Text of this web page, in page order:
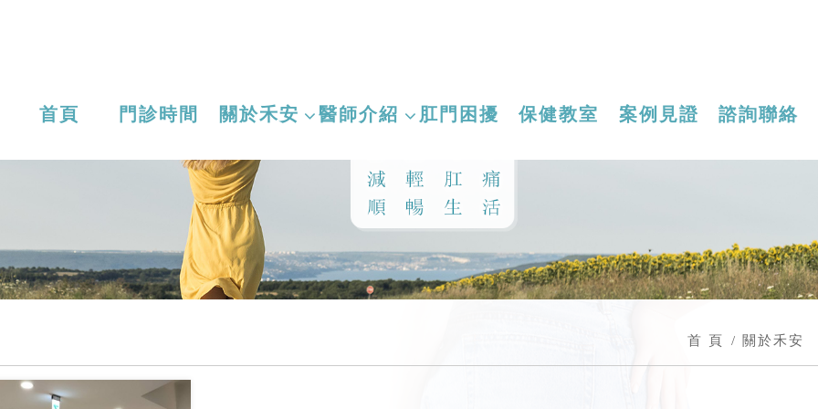
首頁 門診時間 關於禾安 醫師介紹 肛門困擾 保健教室 案例見證 諮詢聯絡
首 頁 關於禾安